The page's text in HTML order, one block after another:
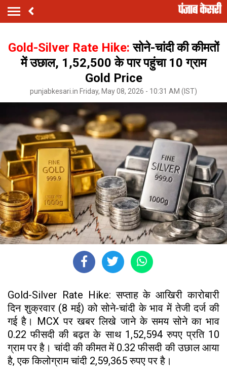
Gold-Silver Rate Hike:सोने-चांदी की कीमतों
में उछाल, ₹1,52,500 के पार पहुंचा 10 ग्राम
Gold Price
punjabkesari.in Friday, May 08, 2026 - 10:31 AM (IST)
Gold-Silver Rate Hike: सप्ताह के आखिरी कारोबारी
दिन शुक्रवार (8 मई) को सोने-चांदी के भाव में तेजी दर्ज की
गई है। MCX पर खबर लिखे जाने के समय सोने का भाव
0.22 फीसदी की बढ़त के साथ 1,52,594 रुपए प्रति 10
ग्राम पर है। चांदी की कीमत में 0.32 फीसदी की उछाल आया
है, एक किलोग्राम चांदी 2,59,365 रुपए पर है।